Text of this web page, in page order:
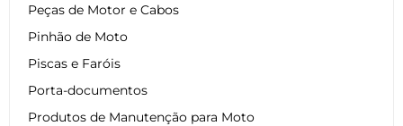
Peças de Motor e Cabos
Pinhão de Moto
Piscas e Faróis
Porta-documentos
Produtos de Manutenção para Moto